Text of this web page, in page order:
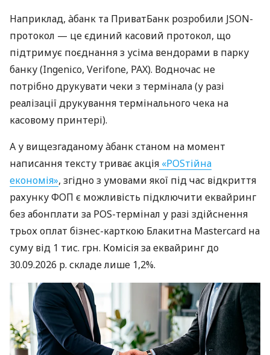
Наприклад, àбанк та ПриватБанк розробили JSON-
протокол — це єдиний касовий протокол, що
підтримує поєднання з усіма вендорами в парку
банку (Ingenico, Verifone, PAX). Водночас не
потрібно друкувати чеки з термінала (у разі
реалізації друкування термінального чека на
касовому принтері).
А у вищезгаданому àбанк станом на момент
написання тексту триває акція «POSтійна
економія», згідно з умовами якої під час відкриття
рахунку ФОП є можливість підключити еквайринг
без абонплати за POS-термінал у разі здійснення
трьох оплат бізнес-карткою Блакитна Mastercard на
суму від 1 тис. грн. Комісія за еквайринг до
30.09.2026 р. складе лише 1,2%.